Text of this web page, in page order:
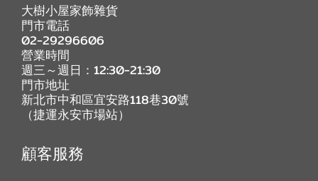
大樹小屋家飾雜貨
門市電話
02-29296606
營業時間
週三～週日：12:30-21:30
門市地址
新北市中和區宜安路118巷30號
（捷運永安市場站）
顧客服務